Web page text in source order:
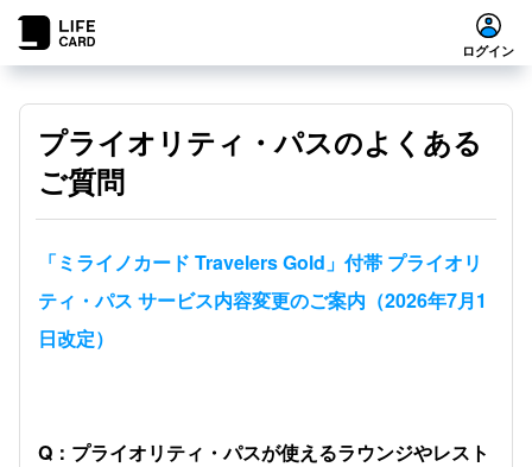
ログイン
プライオリティ・パスのよくある
ご質問
「ミライノカード Travelers Gold」付帯 プライオリ
ティ・パス サービス内容変更のご案内（2026年7月1
日改定）
Q：プライオリティ・パスが使えるラウンジやレスト